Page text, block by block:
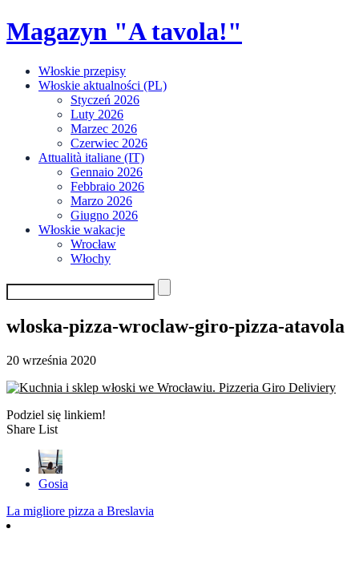
Skip
to
Magazyn "A tavola!"
Włoskie przepisy
Włoskie aktualności (PL)
Styczeń 2026
Luty 2026
Marzec 2026
Czerwiec 2026
Attualità italiane (IT)
Gennaio 2026
Febbraio 2026
Marzo 2026
Giugno 2026
Włoskie wakacje
Wrocław
Włochy
wloska-pizza-wroclaw-giro-pizza-atavola
20 września 2020
Podziel się linkiem!
Share List
Gosia
Nawigacja
wpisu
La migliore pizza a Breslavia